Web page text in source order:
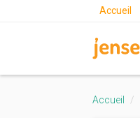
Accueil
Accueil